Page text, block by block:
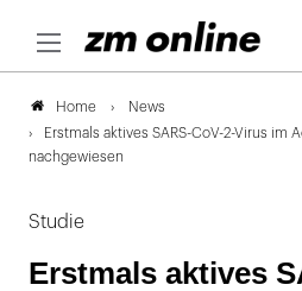
Home
News
Erstmals aktives SARS-CoV-2-Virus im
nachgewiesen
Studie
Erstmals aktives